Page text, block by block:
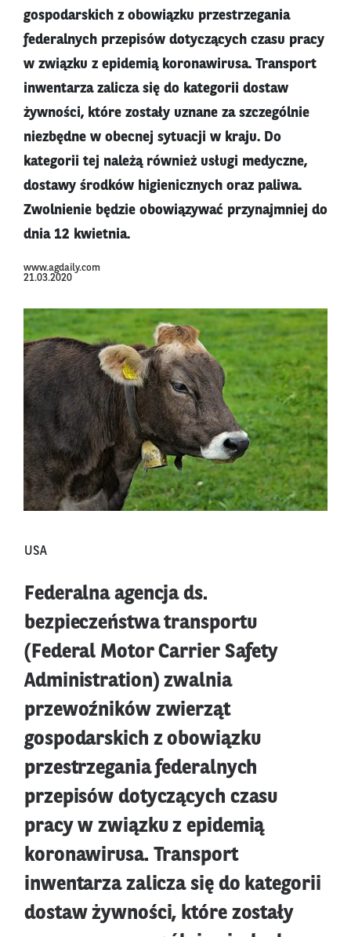
gospodarskich z obowiązku przestrzegania
federalnych przepisów dotyczących czasu pracy
w związku z epidemią koronawirusa. Transport
inwentarza zalicza się do kategorii dostaw
żywności, które zostały uznane za szczególnie
niezbędne w obecnej sytuacji w kraju. Do
kategorii tej należą również usługi medyczne,
dostawy środków higienicznych oraz paliwa.
Zwolnienie będzie obowiązywać przynajmniej do
dnia 12 kwietnia.
www.agdaily.com
21.03.2020
USA
Federalna agencja ds.
bezpieczeństwa transportu
(Federal Motor Carrier Safety
Administration) zwalnia
przewoźników zwierząt
gospodarskich z obowiązku
przestrzegania federalnych
przepisów dotyczących czasu
pracy w związku z epidemią
koronawirusa. Transport
inwentarza zalicza się do kategorii
dostaw żywności, które zostały